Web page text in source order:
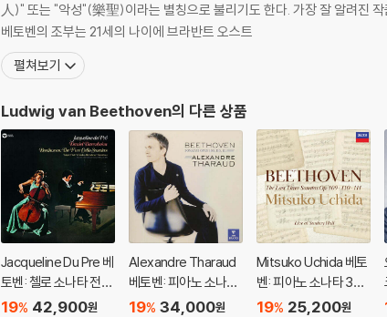
人)" 또는 "악성"(樂聖)이라는 별칭으로 불리기도 한다. 가장 잘 알려진 작품으로는 《교향곡 5번》, 《교향곡 6번》, 《교향곡 9번》, 《비창 소나타》, 《월광 소나타》,등이 있다.
베토벤의 조부는 21세의 나이에 브라반트 오스트
펼쳐보기
Ludwig van Beethoven의 다른 상품
Jacqueline Du Pre 베
토벤: 첼로 소나타 전집
(Beethoven: Cello S
42,900원
19%
Alexandre Tharaud
베토벤: 피아노 소나타
30, 31, 32번 (Beetho
34,000원
19%
Mitsuko Uchida 베토
벤: 피아노 소나타 30-
32번 (Beethoven: Pi
25,200원
19%